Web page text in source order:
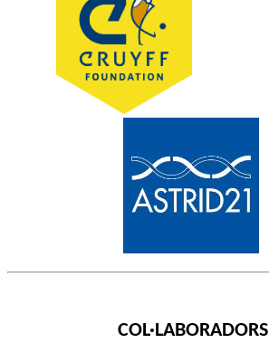
COL·LABORADORS